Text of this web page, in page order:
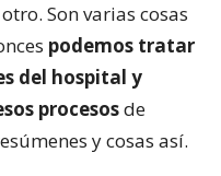
Son varias cosas
podemos tratar
del hospital y
procesosde
y cosas así.